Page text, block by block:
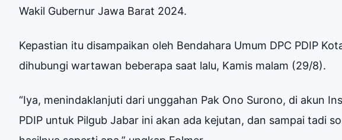
Wakil Gubernur Jawa Barat 2024.
Kepastian itu disampaikan oleh Bendahara Umum DPC PDIP
dihubungi wartawan beberapa saat lalu, Kamis malam (29/8).
“Iya, menindaklanjuti dari unggahan Pak Ono Surono, di akun
PDIP untuk Pilgub Jabar ini akan ada kejutan, dan sampai tadi